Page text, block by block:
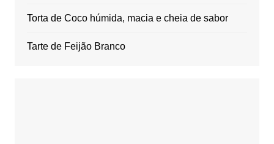
Torta de Coco húmida, macia e cheia de sabor
Tarte de Feijão Branco